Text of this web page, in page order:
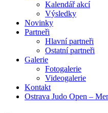
Kalendář akcí
Výsledky
Novinky
Partneři
Hlavní partneři
Ostatní partneři
Galerie
Fotogalerie
Videogalerie
Kontakt
Ostrava Judo Open –